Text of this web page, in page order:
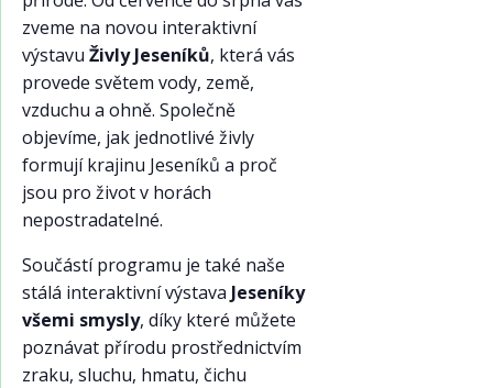
zveme na novou interaktivní
výstavu Živly Jeseníků, která vás
provede světem vody, země,
vzduchu a ohně. Společně
objevíme, jak jednotlivé živly
formují krajinu Jeseníků a proč
jsou pro život v horách
nepostradatelné.
Součástí programu je také naše
stálá interaktivní výstava Jeseníky
všemi smysly, díky které můžete
poznávat přírodu prostřednictvím
zraku, sluchu, hmatu, čichu